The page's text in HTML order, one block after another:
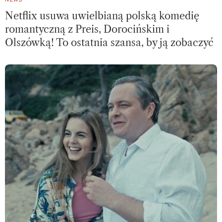
Netflix usuwa uwielbianą polską komedię
romantyczną z Preis, Dorocińskim i
Olszówką! To ostatnia szansa, by ją zobaczyć